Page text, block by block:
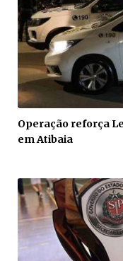
Operação reforça
em Atibaia